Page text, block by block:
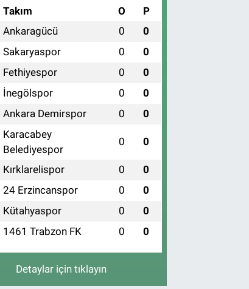
Takım O P
Ankaragücü 0 0
Sakaryaspor 0 0
Fethiyespor 0 0
İnegölspor 0 0
Ankara Demirspor 0 0
Karacabey
Belediyespor
0 0
Kırklarelispor 0 0
24 Erzincanspor 0 0
Kütahyaspor 0 0
1461 Trabzon FK 0 0
Detaylar için tıklayın